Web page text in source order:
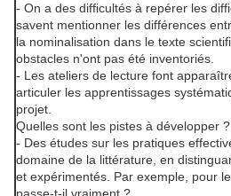
- On a des difficultés à repérer les
savent mentionner les différences
la nominalisation dans le texte
obstacles n'ont pas été inventoriés.
- Les ateliers de lecture font
articuler les apprentissages
projet.
Quelles sont les pistes à développer ?
- Des études sur les pratiques
domaine de la littérature, en
et expérimentés. Par exemple, pour